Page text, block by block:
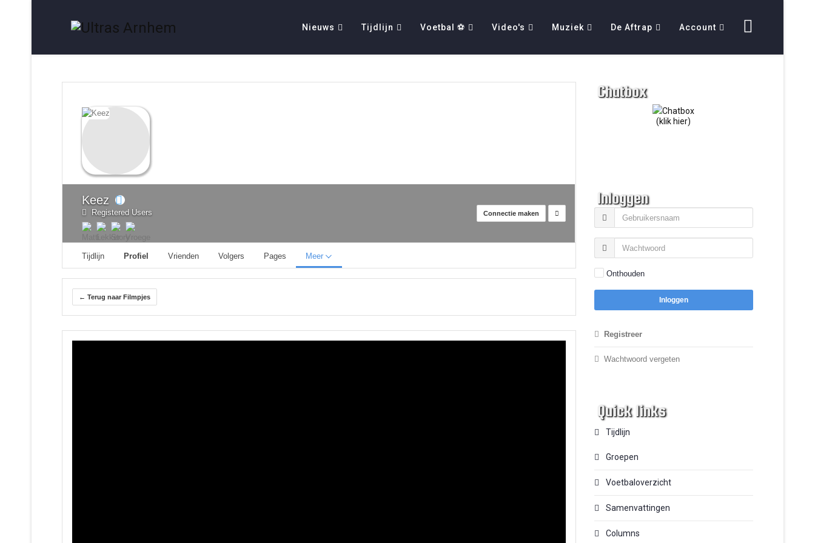
Nieuws Tijdlijn Voetbal ⚽ Video's Muziek De Aftrap Account
Keez
Registered Users Connectie maken
Tijdlijn Profiel Vrienden Volgers Pages Meer
← Terug naar Filmpjes
Chatbox
(klik hier)
Inloggen
Onthouden
Inloggen
Registreer
Wachtwoord vergeten
Quick links
Tijdlijn
Groepen
Voetbaloverzicht
Samenvattingen
Columns